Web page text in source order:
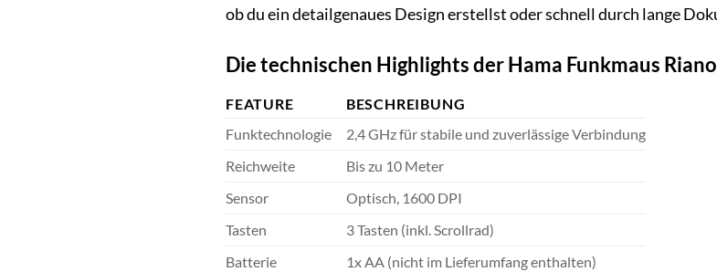
ob du ein detailgenaues Design erstellst oder schnell durch lange
Die technischen Highlights der Hama Funkmaus
FEATURE
BESCHREIBUNG
Funktechnologie
2,4 GHz für stabile und zuverlässige Verbindung
Reichweite
Bis zu 10 Meter
Sensor
Optisch, 1600 DPI
Tasten
3 Tasten (inkl. Scrollrad)
Batterie
1x AA (nicht im Lieferumfang enthalten)